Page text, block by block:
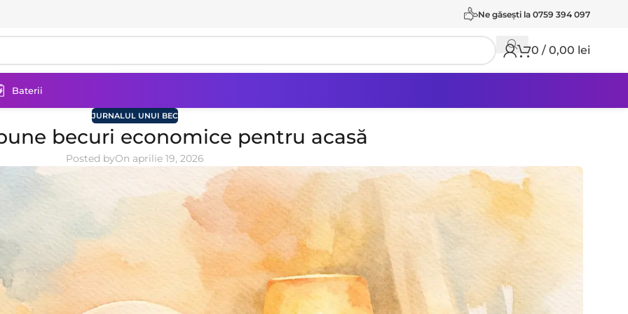
Ne găseşti la 0759 394 097
0 / 0,00 lei
Baterii
JURNALUL UNUI BEC
becuri economice pentru acasă
Posted byOn aprilie 19, 2026